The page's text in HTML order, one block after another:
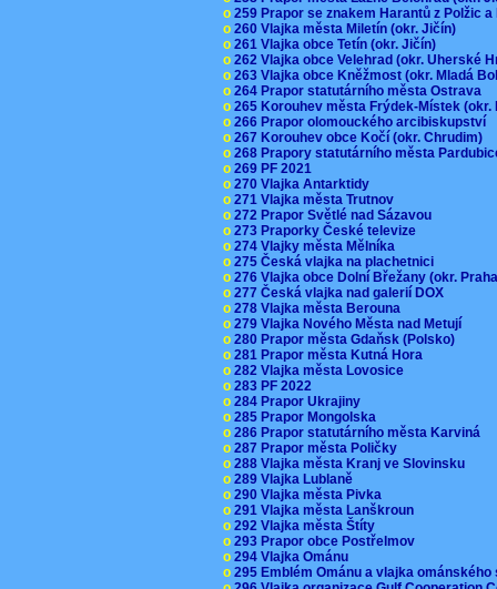
o 259 Prapor se znakem Harantů z Polžic
o 260 Vlajka města Miletín (okr. Jičín)
o 261 Vlajka obce Tetín (okr. Jičín)
o 262 Vlajka obce Velehrad (okr. Uherské
o 263 Vlajka obce Kněžmost (okr. Mladá
o 264 Prapor statutárního města Ostrava
o 265 Korouhev města Frýdek-Místek
o 266 Prapor olomouckého arcibiskupství
o 267 Korouhev obce Kočí (okr. Chrudim)
o 268 Prapory statutárního města
o 269 PF 2021
o 270 Vlajka Antarktidy
o 271 Vlajka města Trutnov
o 272 Prapor Světlé nad Sázavou
o 273 Praporky České televize
o 274 Vlajky města Mělníka
o 275 Česká vlajka na plachetnici
o 276 Vlajka obce Dolní Břežany (okr.
o 277 Česká vlajka nad galerií DOX
o 278 Vlajka města Berouna
o 279 Vlajka Nového Města nad Metují
o 280 Prapor města Gdaňsk (Polsko)
o 281 Prapor města Kutná Hora
o 282 Vlajka města Lovosice
o 283 PF 2022
o 284 Prapor Ukrajiny
o 285 Prapor Mongolska
o 286 Prapor statutárního města Karviná
o 287 Prapor města Poličky
o 288 Vlajka města Kranj ve Slovinsku
o 289 Vlajka Lublaně
o 290 Vlajka města Pivka
o 291 Vlajka města Lanškroun
o 292 Vlajka města Štíty
o 293 Prapor obce Postřelmov
o 294 Vlajka Ománu
o 295 Emblém Ománu a vlajka